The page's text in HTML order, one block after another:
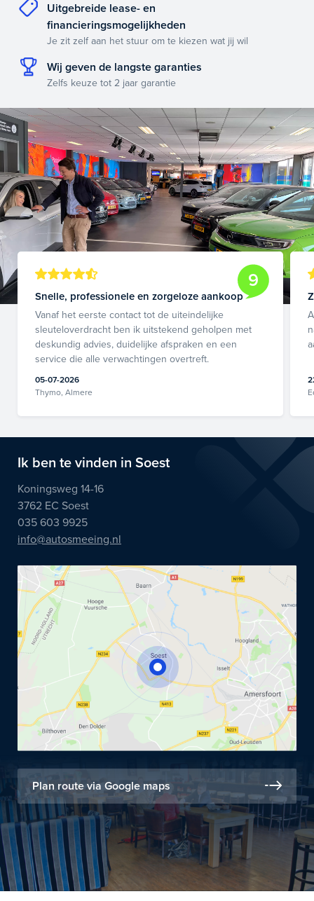
Uitgebreide lease- en
financieringsmogelijkheden
Je zit zelf aan het stuur om te kiezen wat jij wil
Wij geven de langste garanties
Zelfs keuze tot 2 jaar garantie
9
Snelle, professionele en zorgeloze aankoop
Vanaf het eerste contact tot de uiteindelijke
sleuteloverdracht ben ik uitstekend geholpen met
deskundig advies, duidelijke afspraken en een
service die alle verwachtingen overtreft.
05-07-2026
Thymo, Almere
Ik ben te vinden in Soest
Koningsweg 14-16
3762 EC Soest
035 603 9925
info@autosmeeing.nl
Plan route via Google maps